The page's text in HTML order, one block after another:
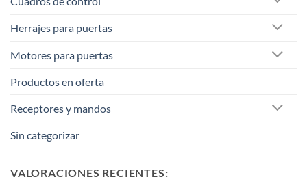
Herrajes para puertas
Motores para puertas
Productos en oferta
Receptores y mandos
Sin categorizar
VALORACIONES RECIENTES: